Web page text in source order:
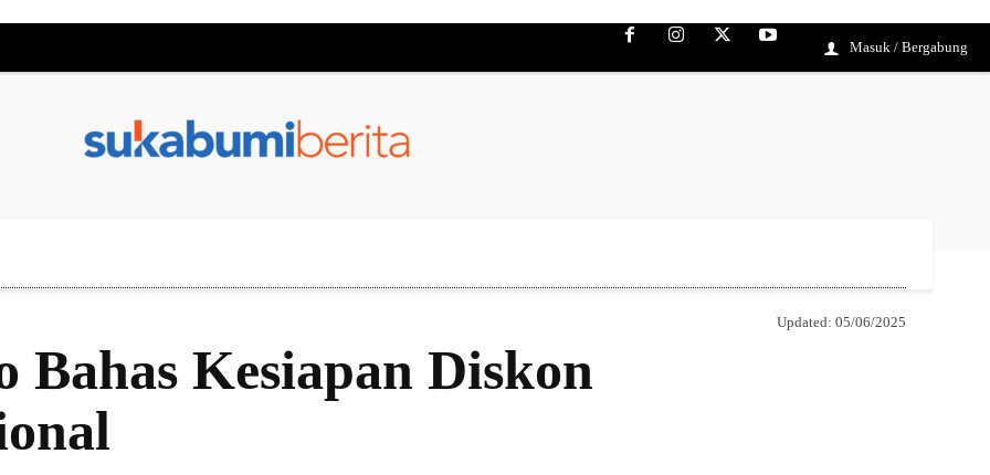
Masuk / Bergabung
Updated: 05/06/2025
Bahas Kesiapan Diskon